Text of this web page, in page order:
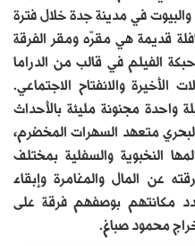
والبيوت في مدينة جدة خلال فترة
قديمة هي مقرّه ومقر الفرقة
الفيلم في قالب من الدراما
الأخيرة والانفتاح الاجتماعي.
واحدة مجنونة مليئة بالأحداث
متعهد السهرات المخضرم،
النخبوية والسفلية بمختلف
عن المال والمغامرة وإبقاء
مكانتهم بوصفهم فرقة على
محمود صباغ.